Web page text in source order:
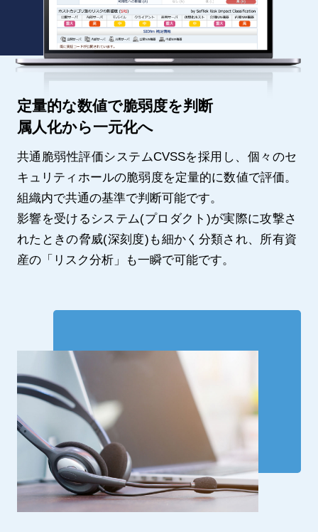
定量的な数値で脆弱度を判断
属人化から一元化へ
共通脆弱性評価システムCVSSを採用し、個々のセ
キュリティホールの脆弱度を定量的に数値で評価。
組織内で共通の基準で判断可能です。
影響を受けるシステム(プロダクト)が実際に攻撃さ
れたときの脅威(深刻度)も細かく分類され、所有資
産の「リスク分析」も一瞬で可能です。